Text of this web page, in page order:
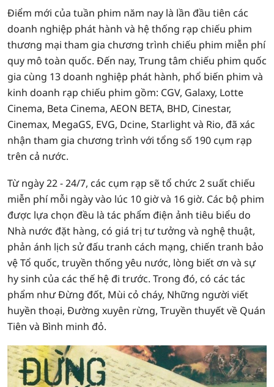
Điểm mới của tuần phim năm nay là lần đầu tiên các
doanh nghiệp phát hành và hệ thống rạp chiếu phim
thương mại tham gia chương trình chiếu phim miễn phí
quy mô toàn quốc. Đến nay, Trung tâm chiếu phim quốc
gia cùng 13 doanh nghiệp phát hành, phổ biến phim và
kinh doanh rạp chiếu phim gồm: CGV, Galaxy, Lotte
Cinema, Beta Cinema, AEON BETA, BHD, Cinestar,
Cinemax, MegaGS, EVG, Dcine, Starlight và Rio, đã xác
nhận tham gia chương trình với tổng số 190 cụm rạp
trên cả nước.
Từ ngày 22 - 24/7, các cụm rạp sẽ tổ chức 2 suất chiếu
miễn phí mỗi ngày vào lúc 10 giờ và 16 giờ. Các bộ phim
được lựa chọn đều là tác phẩm điện ảnh tiêu biểu do
Nhà nước đặt hàng, có giá trị tư tưởng và nghệ thuật,
phản ánh lịch sử đấu tranh cách mạng, chiến tranh bảo
vệ Tổ quốc, truyền thống yêu nước, lòng biết ơn và sự
hy sinh của các thế hệ đi trước. Trong đó, có các tác
phẩm như Đừng đốt, Mùi cỏ cháy, Những người viết
huyền thoại, Đường xuyên rừng, Truyền thuyết về Quán
Tiên và Bình minh đỏ.